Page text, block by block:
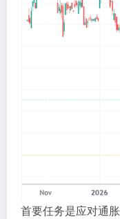
首要任务是应对通